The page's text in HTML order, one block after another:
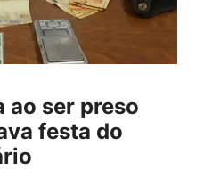
ao ser preso
festa do